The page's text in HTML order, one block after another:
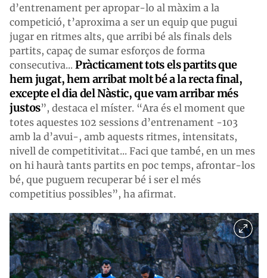
d’entrenament per apropar-lo al màxim a la
competició, t’aproxima a ser un equip que pugui
jugar en ritmes alts, que arribi bé als finals dels
partits, capaç de sumar esforços de forma
consecutiva... Pràcticament tots els partits que
hem jugat, hem arribat molt bé a la recta final,
excepte el dia del Nàstic, que vam arribar més
justos”, destaca el míster. “Ara és el moment que
totes aquestes 102 sessions d’entrenament -103
amb la d’avui-, amb aquests ritmes, intensitats,
nivell de competitivitat... Faci que també, en un mes
on hi haurà tants partits en poc temps, afrontar-los
bé, que puguem recuperar bé i ser el més
competitius possibles”, ha afirmat.